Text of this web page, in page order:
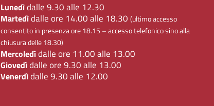
Lunedìdalle 9.30 alle 12.30
Martedìdalle ore 14.00 alle 18.30(ultimo accesso
consentito in presenza ore 18.15 – accesso telefonico sino alla
chiusura delle 18.30)
Mercoledìdalle ore 11.00 alle 13.00
Giovedìdalle ore 9.30 alle 13.00
Venerdìdalle 9.30 alle 12.00